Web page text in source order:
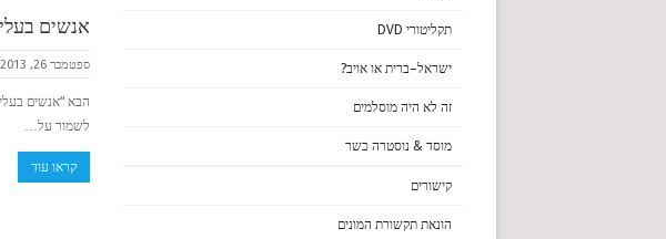
אנשים
ספטמבר 26, 2013
הבא “אנשים
לשמור על…
קראו עוד
תקליטורי DVD
ישראל–ברית או אויב?
זה לא היה מוסלמים
מוסד & נוסטרה כשר
קישורים
הונאת תקשורת המונים